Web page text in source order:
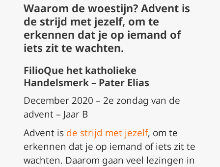
Waarom de woestijn? Advent is
de strijd met jezelf, om te
erkennen dat je op iemand of
iets zit te wachten.
FilioQue het katholieke
Handelsmerk – Pater Elias
December 2020 – 2e zondag van de
advent – Jaar B
Advent is de strijd met jezelf, om te
erkennen dat je op iemand of iets zit te
wachten. Daarom gaan veel lezingen in